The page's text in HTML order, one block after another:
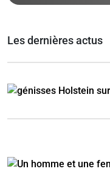
Les dernières actus